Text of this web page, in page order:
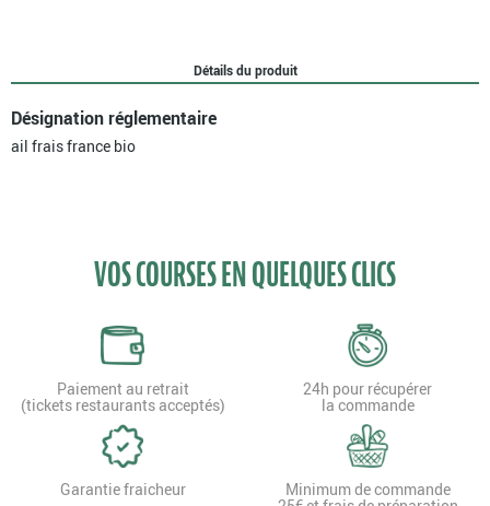
Détails du produit
Désignation réglementaire
ail frais france bio
VOS COURSES EN QUELQUES CLICS
Paiement au retrait
(tickets restaurants acceptés)
24h pour récupérer
la commande
Garantie fraicheur Minimum de commande